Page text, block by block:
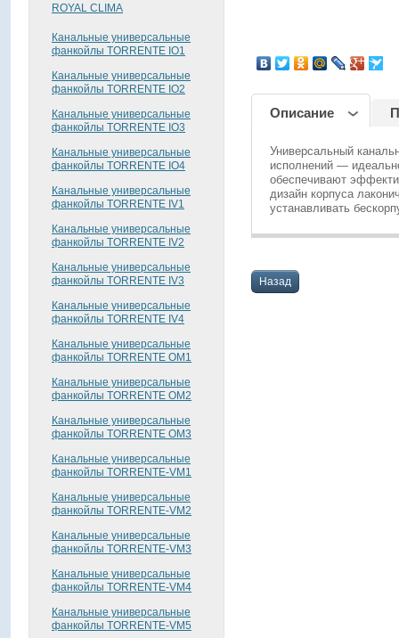
ROYAL CLIMA
Канальные универсальные
фанкойлы TORRENTE IO1
Канальные универсальные
фанкойлы TORRENTE IO2
Канальные универсальные
фанкойлы TORRENTE IO3
Канальные универсальные
фанкойлы TORRENTE IO4
Канальные универсальные
фанкойлы TORRENTE IV1
Канальные универсальные
фанкойлы TORRENTE IV2
Канальные универсальные
фанкойлы TORRENTE IV3
Канальные универсальные
фанкойлы TORRENTE IV4
Канальные универсальные
фанкойлы TORRENTE OM1
Канальные универсальные
фанкойлы TORRENTE OM2
Канальные универсальные
фанкойлы TORRENTE OM3
Канальные универсальные
фанкойлы TORRENTE-VM1
Канальные универсальные
фанкойлы TORRENTE-VM2
Канальные универсальные
фанкойлы TORRENTE-VM3
Канальные универсальные
фанкойлы TORRENTE-VM4
Канальные универсальные
фанкойлы TORRENTE-VM5
Описание
Универсальный
исполнений —
обеспечивают
дизайн корпуса
устанавливать
Назад